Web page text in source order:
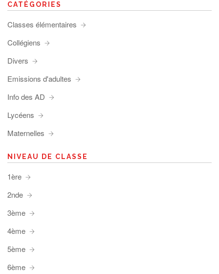
CATÉGORIES
Classes élémentaires
Collégiens
Divers
Emissions d'adultes
Info des AD
Lycéens
Maternelles
NIVEAU DE CLASSE
1ère
2nde
3ème
4ème
5ème
6ème